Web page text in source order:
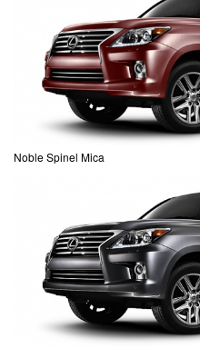
Noble Spinel Mica